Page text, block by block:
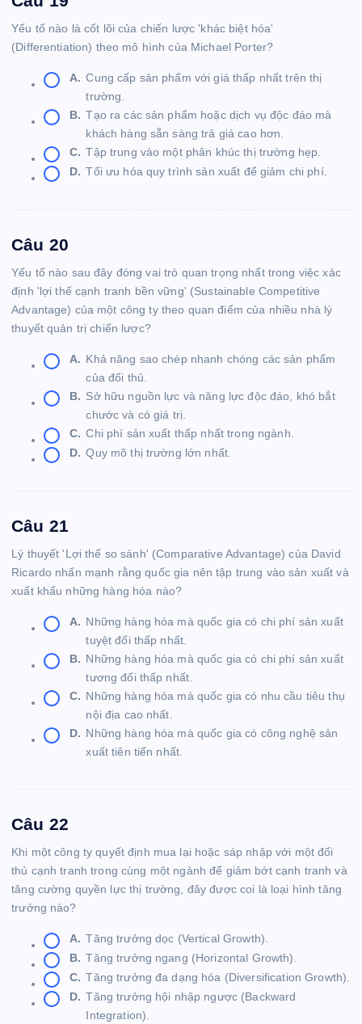
Yếu tố nào là cốt lõi của chiến lược 'khác biệt hóa'
(Differentiation) theo mô hình của Michael Porter?
A. Cung cấp sản phẩm với giá thấp nhất trên thị
trường.
B. Tạo ra các sản phẩm hoặc dịch vụ độc đáo mà
khách hàng sẵn sàng trả giá cao hơn.
C. Tập trung vào một phân khúc thị trường hẹp.
D. Tối ưu hóa quy trình sản xuất để giảm chi phí.
Câu 20
Yếu tố nào sau đây đóng vai trò quan trọng nhất trong việc xác
định 'lợi thế cạnh tranh bền vững' (Sustainable Competitive
Advantage) của một công ty theo quan điểm của nhiều nhà lý
thuyết quản trị chiến lược?
A. Khả năng sao chép nhanh chóng các sản phẩm
của đối thủ.
B. Sở hữu nguồn lực và năng lực độc đáo, khó bắt
chước và có giá trị.
C. Chi phí sản xuất thấp nhất trong ngành.
D. Quy mô thị trường lớn nhất.
Câu 21
Lý thuyết 'Lợi thế so sánh' (Comparative Advantage) của David
Ricardo nhấn mạnh rằng quốc gia nên tập trung vào sản xuất và
xuất khẩu những hàng hóa nào?
A. Những hàng hóa mà quốc gia có chi phí sản xuất
tuyệt đối thấp nhất.
B. Những hàng hóa mà quốc gia có chi phí sản xuất
tương đối thấp nhất.
C. Những hàng hóa mà quốc gia có nhu cầu tiêu thụ
nội địa cao nhất.
D. Những hàng hóa mà quốc gia có công nghệ sản
xuất tiên tiến nhất.
Câu 22
Khi một công ty quyết định mua lại hoặc sáp nhập với một đối
thủ cạnh tranh trong cùng một ngành để giảm bớt cạnh tranh và
tăng cường quyền lực thị trường, đây được coi là loại hình tăng
trưởng nào?
A. Tăng trưởng dọc (Vertical Growth).
B. Tăng trưởng ngang (Horizontal Growth).
C. Tăng trưởng đa dạng hóa (Diversification Growth).
D. Tăng trưởng hội nhập ngược (Backward
Integration).